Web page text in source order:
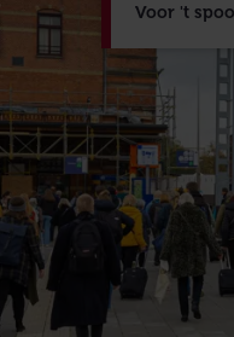
Voor 't